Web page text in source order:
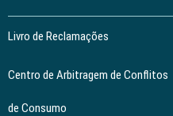
Livro de Reclamações
Centro de Arbitragem de Conflitos
de Consumo